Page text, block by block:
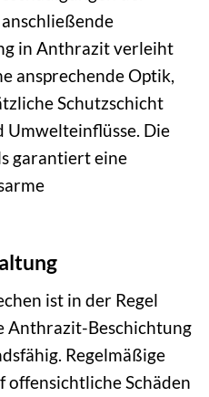
in Anthrazit verleiht
ansprechende Optik,
Schutzschicht
Umwelteinflüsse. Die
garantiert eine
ist in der Regel
Anthrazit-Beschichtung
Regelmäßige
offensichtliche Schäden